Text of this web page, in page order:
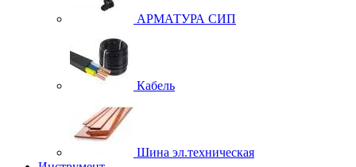
АРМАТУРА СИП
Кабель
Шина эл.техническая